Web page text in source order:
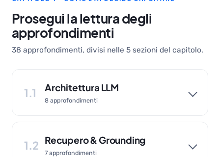
Prosegui la lettura degli
approfondimenti
38 approfondimenti, divisi nelle 5 sezioni del capitolo.
1.1 Architettura LLM
8 approfondimenti
1.2 Recupero & Grounding
7 approfondimenti